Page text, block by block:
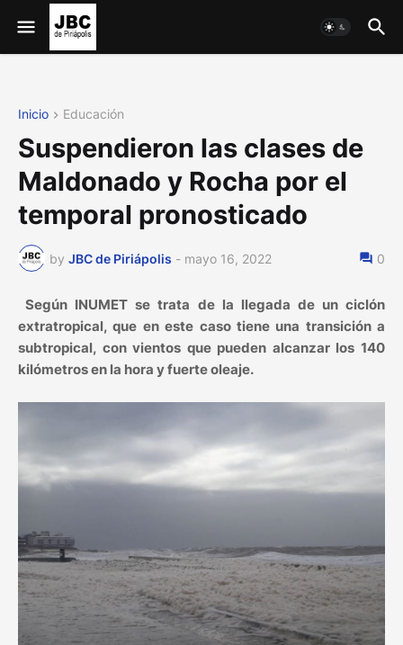
Inicio Educación
Suspendieron las clases de
Maldonado y Rocha por el
temporal pronosticado
by JBC de Piriápolis - mayo 16, 2022 0
Según INUMET se trata de la llegada de un ciclón
extratropical, que en este caso tiene una transición a
subtropical, con vientos que pueden alcanzar los 140
kilómetros en la hora y fuerte oleaje.